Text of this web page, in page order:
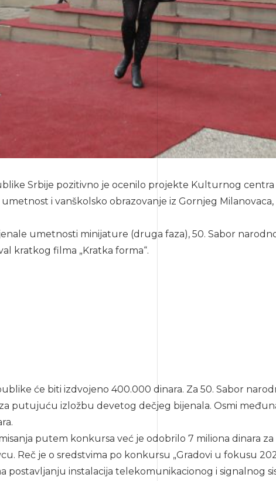
Srbije pozitivno je ocenilo projekte Kulturnog centra
i vanškolsko obrazovanje iz Gornjeg
umetnosti minijature (druga faza), 50. Sabor
kratkog filma „Kratka forma“.
će biti izdvojeno 400.000 dinara. Za 50. Sabor
putujuću izložbu devetog dečjeg bijenala. Osmi
putem konkursa već je odobrilo 7 miliona dinara
Reč je o sredstvima po konkursu „Gradovi u fokusu
postavljanju instalacija telekomunikacionog i signalnog